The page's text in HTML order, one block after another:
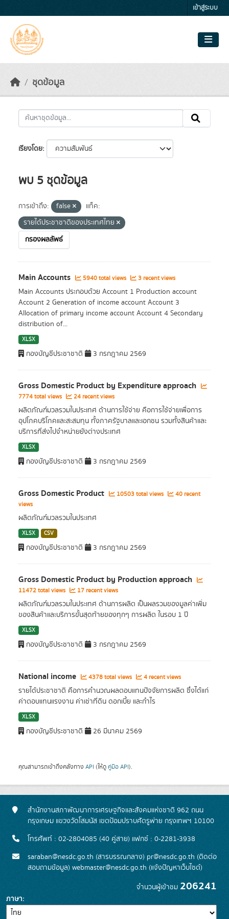
เข้าสู่ระบบ
ชุดข้อมูล
เรียงโดย
พบ 5 ชุดข้อมูล
การเข้าถึง: false
แท็ค:
รายได้ประชาชาติของประเทศไทย
กรองผลลัพธ์
Main Accounts 5940 total views 3 recent views
Main Accounts ประกอบด้วย Account 1 Production account
Account 2 Generation of income account Account 3
Allocation of primary income account Account 4 Secondary
distribution of...
XLSX
กองบัญชีประชาชาติ 3 กรกฎาคม 2569
Gross Domestic Product by Expenditure approach
7774 total views 24 recent views
ผลิตภัณฑ์มวลรวมในประเทศ ด้านการใช้จ่าย คือการใช้จ่ายเพื่อการ
อุปโภคบริโภคและสะสมทุน ทั้งภาครัฐบาลและเอกชน รวมทั้งสินค้าและ
บริการที่ส่งไปจำหน่ายยังต่างประเทศ
XLSX
กองบัญชีประชาชาติ 3 กรกฎาคม 2569
Gross Domestic Product 10503 total views
40 recent
views
ผลิตภัณฑ์มวลรวมในประเทศ
XLSX CSV
กองบัญชีประชาชาติ 3 กรกฎาคม 2569
Gross Domestic Product by Production approach
11472 total views 17 recent views
ผลิตภัณฑ์มวลรวมในประเทศ ด้านการผลิต เป็นผลรวมของมูลค่าเพิ่ม
ของสินค้าและบริการขั้นสุดท้ายของทุกๆ การผลิต ในรอบ 1 ปี
XLSX
กองบัญชีประชาชาติ 3 กรกฎาคม 2569
National income 4378 total views 4 recent views
รายได้ประชาชาติ คือการคำนวณผลตอบแทนปัจจัยการผลิต ซึ่งได้แก่
ค่าตอบแทนแรงงาน ค่าเช่าที่ดิน ดอกเบี้ย และกำไร
XLSX
กองบัญชีประชาชาติ 26 มีนาคม 2569
คุณสามารถเข้าถึงคลังทาง API (ให้ดู คู่มือ API).
สำนักงานสภาพัฒนาการเศรษฐกิจและสังคมแห่งชาติ 962 ถนน
กรุงเกษม แขวงวัดโสมนัส เขตป้อมปราบศัตรูพ่าย กรุงเทพฯ 10100
โทรศัพท์ : 02-2804085 (40 คู่สาย) แฟกซ์ : 0-2281-3938
saraban@nesdc.go.th (สารบรรณกลาง) pr@nesdc.go.th (ติดต่อ
สอบถามข้อมูล) webmaster@nesdc.go.th (แจ้งปัญหาเว็บไซต์)
จำนวนผู้เข้าชม 206241
ภาษา